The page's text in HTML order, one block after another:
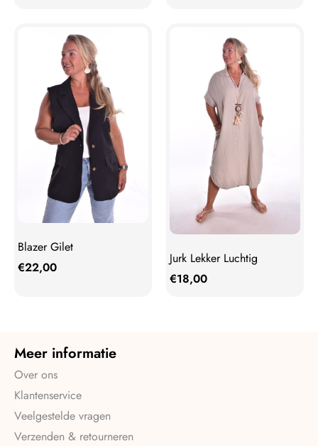
Blazer Gilet
€22,00
Jurk Lekker Luchtig
€18,00
Meer informatie
Over ons
Klantenservice
Veelgestelde vragen
Verzenden & retourneren